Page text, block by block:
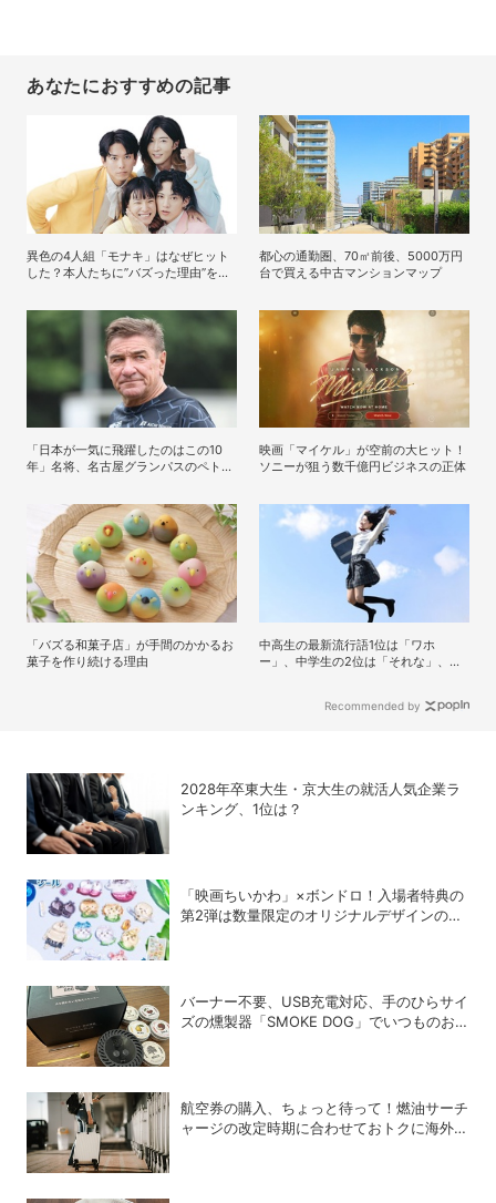
あなたにおすすめの記事
異色の4人組「モナキ」はなぜヒット
した？本人たちに”バズった理由”を聞
都心の通勤圏、70㎡前後、5000万円
台で買える中古マンションマップ
「日本が一気に飛躍したのはこの10
年」名将、名古屋グランパスのペトロ
映画「マイケル」が空前の大ヒット！
ソニーが狙う数千億円ビジネスの正体
「バズる和菓子店」が手間のかかるお
菓子を作り続ける理由
中高生の最新流行語1位は「ワホ
ー」、中学生の2位は「それな」、高
Recommended by
2028年卒東大生・京大生の就活人気企業ラ
ンキング、1位は？
「映画ちいかわ」×ボンドロ！入場者特典の
第2弾は数量限定のオリジナルデザインのボ
バーナー不要、USB充電対応、手のひらサイ
ズの燻製器「SMOKE DOG」でいつものお
航空券の購入、ちょっと待って！燃油サーチ
ャージの改定時期に合わせておトクに海外航